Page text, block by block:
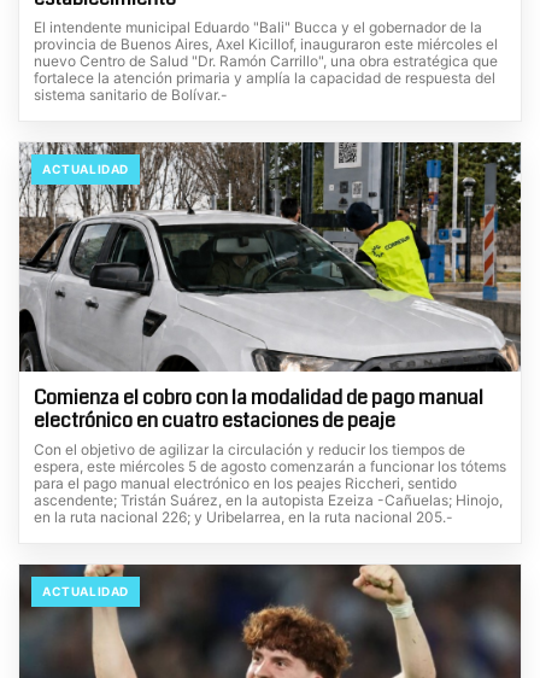
El intendente municipal Eduardo "Bali" Bucca y el gobernador de la
provincia de Buenos Aires, Axel Kicillof, inauguraron este miércoles el
nuevo Centro de Salud "Dr. Ramón Carrillo", una obra estratégica que
fortalece la atención primaria y amplía la capacidad de respuesta del
sistema sanitario de Bolívar.-
ACTUALIDAD
Comienza el cobro con la modalidad de pago manual
electrónico en cuatro estaciones de peaje
Con el objetivo de agilizar la circulación y reducir los tiempos de
espera, este miércoles 5 de agosto comenzarán a funcionar los tótems
para el pago manual electrónico en los peajes Riccheri, sentido
ascendente; Tristán Suárez, en la autopista Ezeiza -Cañuelas; Hinojo,
en la ruta nacional 226; y Uribelarrea, en la ruta nacional 205.-
ACTUALIDAD